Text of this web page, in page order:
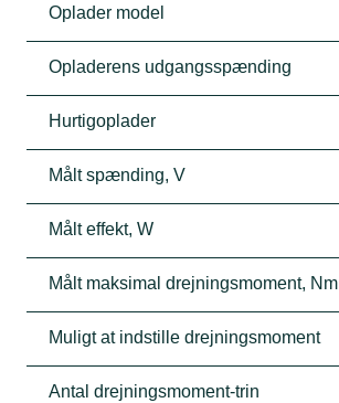
Oplader model
Opladerens udgangsspænding
Hurtigoplader
Målt spænding, V
Målt effekt, W
Målt maksimal drejningsmoment, Nm
Muligt at indstille drejningsmoment
Antal drejningsmoment-trin